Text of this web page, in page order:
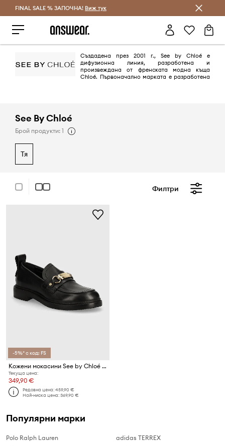
Спестявай с Answear Club
FINAL SALE % ЗАПОЧНА! Виж тук
Създадена през 2001 г., See by Chloé е
дифузионна линия, разработена и
произвеждана от френската модна къща
Chloé. Първоначално марката е разработена
See By Chloé
Брой продукти: 1
тя
Филтри
-5%* с код: FS
Кожени мокасини See by Chloé Signature 1
Текуща цена:
349,90 €
Редовна цена:459,90 €
Най-ниска цена:369,90 €
Популярни марки
Polo Ralph Lauren
adidas TERREX